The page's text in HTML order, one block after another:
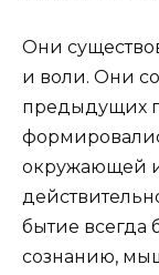
Они
и воли. Они
предыдущих
окружающей
бытие
сознанию,